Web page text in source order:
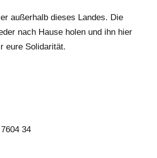
außerhalb dieses Landes. Die
nach Hause holen und ihn hier
eure Solidarität.
34